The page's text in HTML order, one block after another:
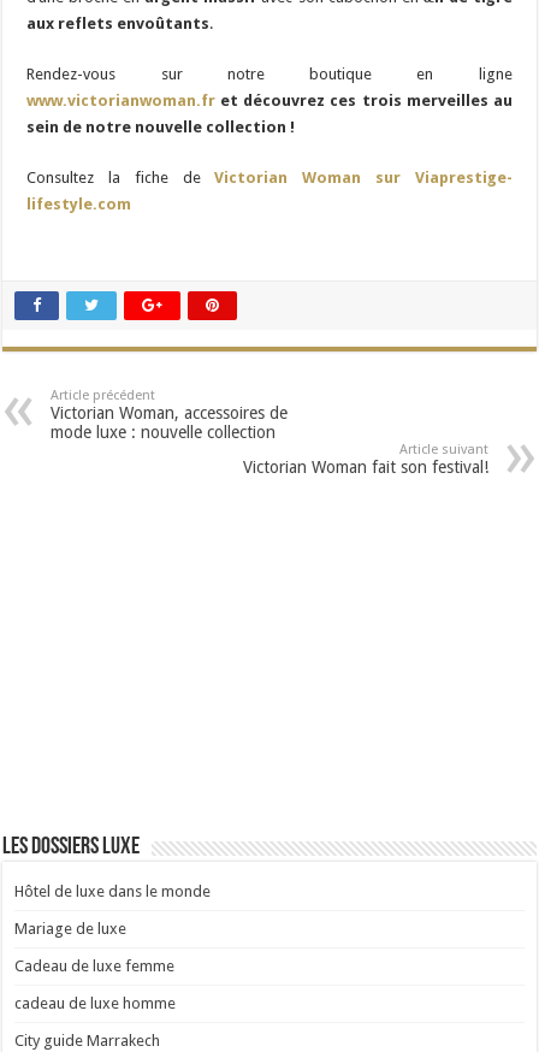
aux reflets envoûtants.
Rendez-vous sur notre boutique en ligne
www.victorianwoman.fr et découvrez ces trois merveilles au
sein de notre nouvelle collection !
Consultez la fiche deVictorian Woman sur Viaprestige-
lifestyle.com
Article précédent
Victorian Woman, accessoires de
mode luxe : nouvelle collection
Article suivant
Victorian Woman fait son festival!
Les dossiers luxe
Hôtel de luxe dans le monde
Mariage de luxe
Cadeau de luxe femme
cadeau de luxe homme
City guide Marrakech